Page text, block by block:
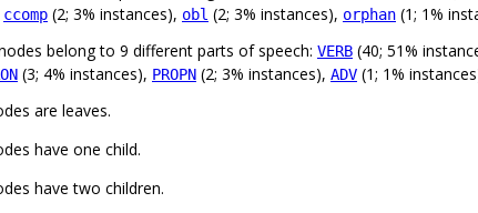
ccomp (2; 3% instances), obl (2; 3% instances), orphan (1; 1%
belong to 9 different parts of speech: VERB (40; 51%
(3; 4% instances), PROPN (2; 3% instances), ADV (1; 1%
are leaves.
have one child.
have two children.